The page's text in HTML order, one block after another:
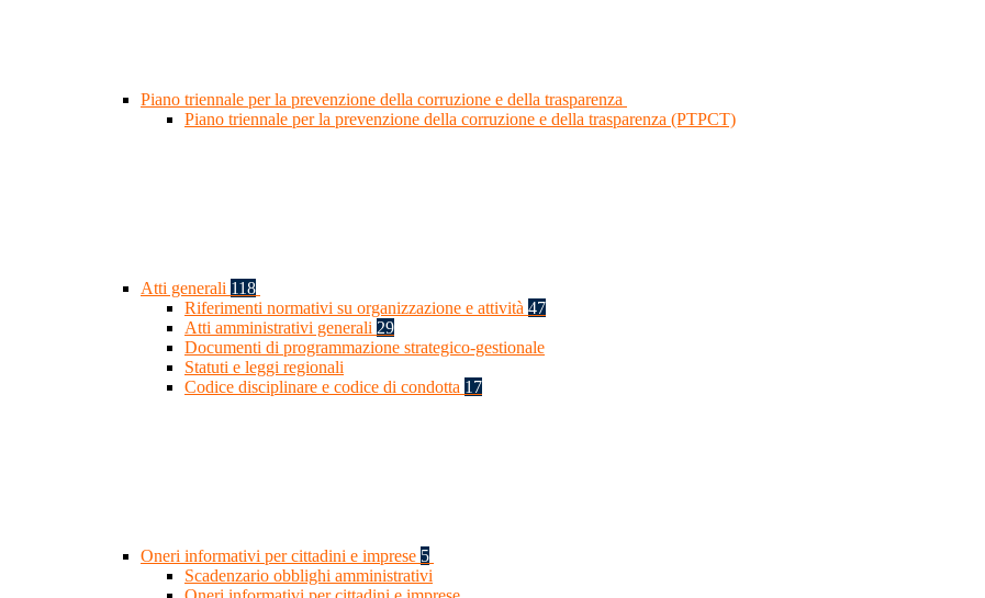
Piano triennale per la prevenzione della corruzione e della trasparenza
Piano triennale per la prevenzione della corruzione e della trasparenza (PTPCT)
Atti generali 118
Riferimenti normativi su organizzazione e attività 47
Atti amministrativi generali 29
Documenti di programmazione strategico-gestionale
Statuti e leggi regionali
Codice disciplinare e codice di condotta 17
Oneri informativi per cittadini e imprese 5
Scadenzario obblighi amministrativi